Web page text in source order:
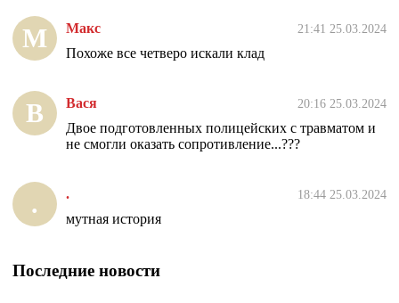
М Макс 21:41 25.03.2024
Похоже все четверо искали клад
В Вася 20:16 25.03.2024
Двое подготовленных полицейских с травматом и
не смогли оказать сопротивление...???
. . 18:44 25.03.2024
мутная история
Последние новости